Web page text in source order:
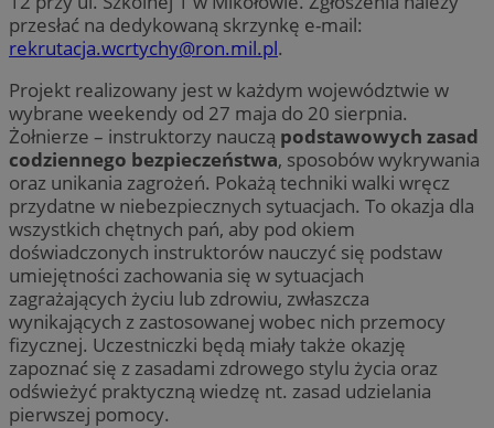
przesłać na dedykowaną skrzynkę e-mail:
rekrutacja.wcrtychy@ron.mil.pl.
Projekt realizowany jest w każdym województwie w
wybrane weekendy od 27 maja do 20 sierpnia.
Żołnierze – instruktorzy nauczą podstawowych zasad
codziennego bezpieczeństwa, sposobów wykrywania
oraz unikania zagrożeń. Pokażą techniki walki wręcz
przydatne w niebezpiecznych sytuacjach. To okazja dla
wszystkich chętnych pań, aby pod okiem
doświadczonych instruktorów nauczyć się podstaw
umiejętności zachowania się w sytuacjach
zagrażających życiu lub zdrowiu, zwłaszcza
wynikających z zastosowanej wobec nich przemocy
fizycznej. Uczestniczki będą miały także okazję
zapoznać się z zasadami zdrowego stylu życia oraz
odświeżyć praktyczną wiedzę nt. zasad udzielania
pierwszej pomocy.